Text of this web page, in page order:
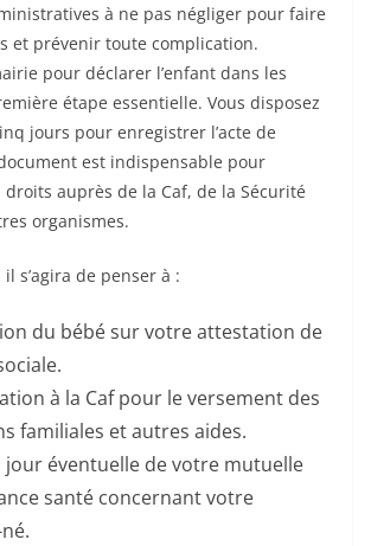
à ne pas négliger pour faire
et prévenir toute complication.
pour déclarer l’enfant dans les
étape essentielle. Vous disposez
jours pour enregistrer l’acte de
est indispensable pour
droits auprès de la Caf, de la Sécurité
organismes.
s’agira de penser à :
du bébé sur votre attestation de
à la Caf pour le versement des
familiales et autres aides.
jour éventuelle de votre mutuelle
santé concernant votre